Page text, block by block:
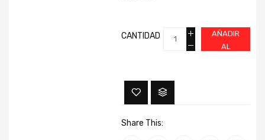
CANTIDAD
AÑADIR
AL
Share This: